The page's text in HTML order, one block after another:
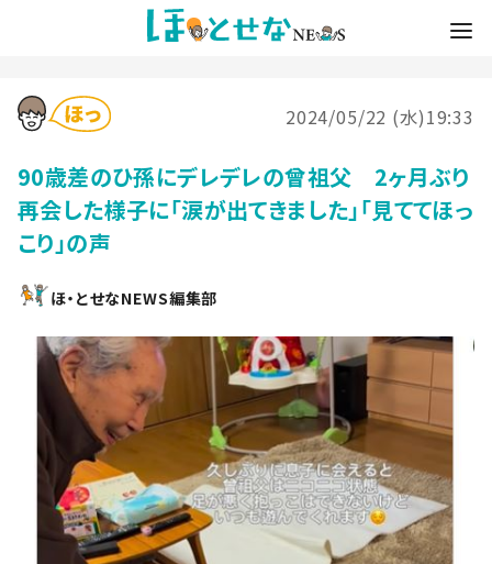
2024/05/22 (水)19:33
90歳差のひ孫にデレデレの曾祖父 2ヶ月ぶり
再会した様子に「涙が出てきました」「見ててほっ
こり」の声
ほ・とせなNEWS編集部